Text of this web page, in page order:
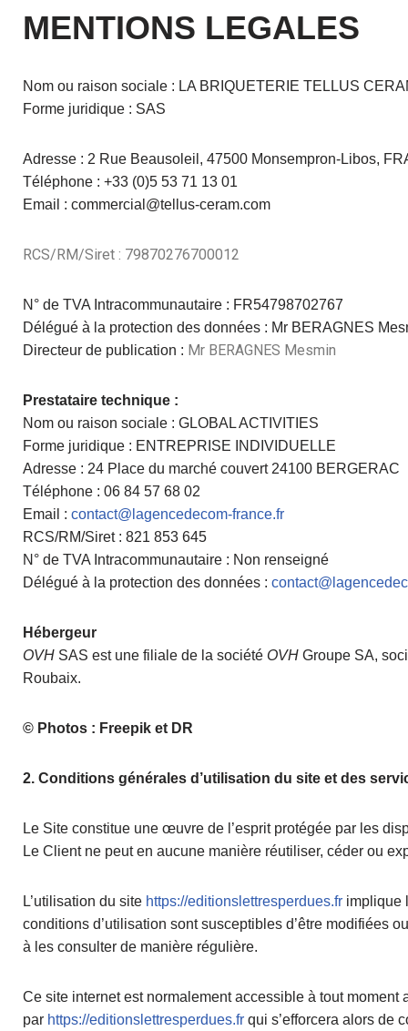
MENTIONS LEGALES
Nom ou raison sociale : LA BRIQUETERIE TELLUS
Forme juridique : SAS
Adresse : 2 Rue Beausoleil, 47500 Monsempron-Libos,
Téléphone : +33 (0)5 53 71 13 01
Email : commercial@tellus-ceram.com
RCS/RM/Siret : 79870276700012
N° de TVA Intracommunautaire : FR54798702767
Délégué à la protection des données : Mr BERAGNES
Directeur de publication : Mr BERAGNES Mesmin
Prestataire technique :
Nom ou raison sociale : GLOBAL ACTIVITIES
Forme juridique : ENTREPRISE INDIVIDUELLE
Adresse : 24 Place du marché couvert 24100 BERGERAC
Téléphone : 06 84 57 68 02
Email : contact@lagencedecom-france.fr
RCS/RM/Siret : 821 853 645
N° de TVA Intracommunautaire : Non renseigné
Délégué à la protection des données :
Hébergeur
OVH SAS est une filiale de la société OVH Groupe SA,
Roubaix.
© Photos : Freepik et DR
2. Conditions générales d’utilisation du site et des
Le Site constitue une œuvre de l’esprit protégée par les
Le Client ne peut en aucune manière réutiliser, céder ou
L’utilisation du site https://editionslettresperdues.fr implique
conditions d’utilisation sont susceptibles d’être modifiées
à les consulter de manière régulière.
Ce site internet est normalement accessible à tout
par https://editionslettresperdues.fr qui s’efforcera alors de